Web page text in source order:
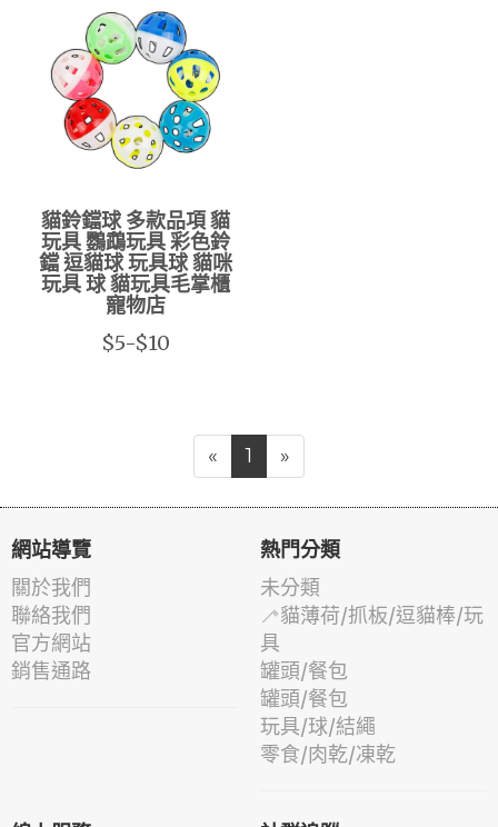
貓鈴鐺球 多款品項 貓
玩具 鸚鵡玩具 彩色鈴
鐺 逗貓球 玩具球 貓咪
玩具 球 貓玩具毛掌櫃
寵物店
$5-$10
« 1 »
網站導覽
關於我們
聯絡我們
官方網站
銷售通路
熱門分類
未分類
🦯貓薄荷/抓板/逗貓棒/玩
具
罐頭/餐包
罐頭/餐包
玩具/球/結繩
零食/肉乾/凍乾